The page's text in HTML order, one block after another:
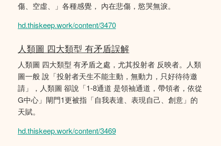
傷、空虛、」各種感覺， 內在悲傷，慾哭無淚。
hd.thiskeep.work/content/3470
人類圖 四大類型 有矛盾誤解
人類圖 四大類型 有矛盾之處，尤其投射者 反映者。人類
圖一般 說「投射者天生不能主動，無動力，只好待待邀
請」，人類圖 卻說「1-8通道 是領袖通道，帶領者，依從
G中心」閘門1更被指「自我表達、表現自己、創意」的
天賦。
hd.thiskeep.work/content/3469